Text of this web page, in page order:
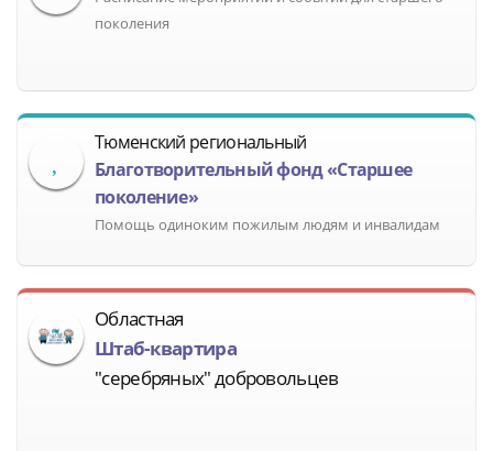
поколения
Тюменский региональный
Благотворительный фонд «Старшее
поколение»
Помощь одиноким пожилым людям и инвалидам
Областная
Штаб-квартира
"серебряных" добровольцев